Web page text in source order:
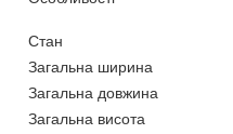
Стан
Загальна ширина
Загальна довжина
Загальна висота